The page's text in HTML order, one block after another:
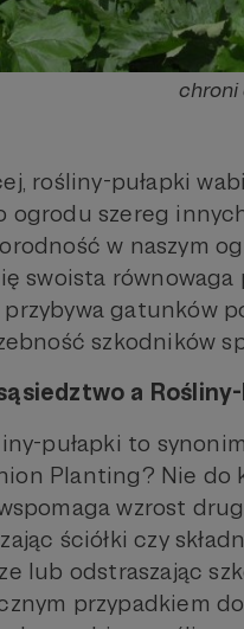
chroni
rośliny-pułapki
ogrodu szereg
w naszym
swoista
przybywa gatunków
szkodników
a Rośliny-
pułapki to
Planting? Nie do
wzrost
ściółki czy
lub odstraszając
przypadkiem